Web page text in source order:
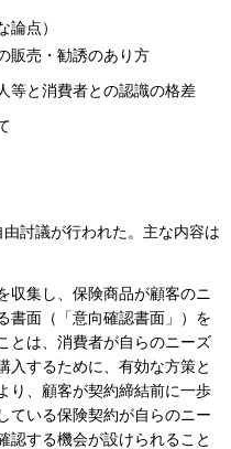
論点）
販売・勧誘のあり方
等と消費者との認識の格差
由討議が行われた。主な内容は
収集し、保険商品が顧客のニ
書面（「意向確認書面」）を
とは、消費者が自らのニーズ
入するために、有効な方策と
り、顧客が契約締結前に一歩
ている保険契約が自らのニー
認する機会が設けられること